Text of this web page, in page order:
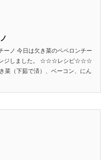
ーノ 今日は欠き菜のペペロンチー
ンジしました。 ☆☆☆レシピ☆☆☆
菜（下茹で済）、ベーコン、にん